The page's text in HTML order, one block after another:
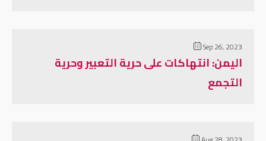
Sep 26, 2023
اليمن: انتهاكات على حرية التعبير وحرية
التجمع